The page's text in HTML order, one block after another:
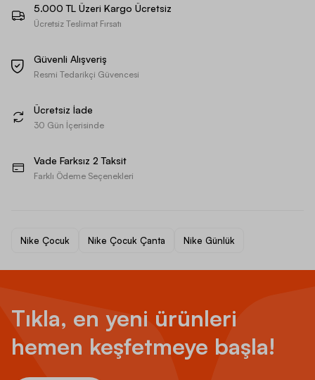
5.000 TL Üzeri Kargo Ücretsiz
Ücretsiz Teslimat Fırsatı
Güvenli Alışveriş
Resmi Tedarikçi Güvencesi
Ücretsiz İade
30 Gün İçerisinde
Vade Farksız 2 Taksit
Farklı Ödeme Seçenekleri
Nike Çocuk Nike Çocuk Çanta Nike Günlük
Tıkla, en yeni ürünleri
hemen keşfetmeye başla!